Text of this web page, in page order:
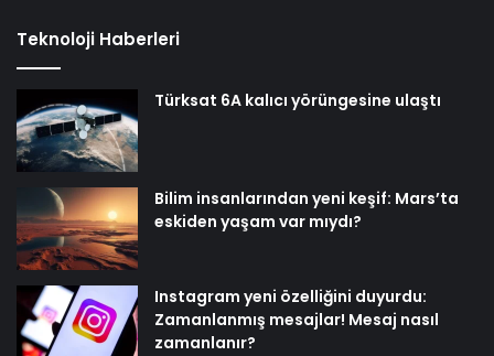
Teknoloji Haberleri
Türksat 6A kalıcı yörüngesine ulaştı
Bilim insanlarından yeni keşif: Mars’ta
eskiden yaşam var mıydı?
Instagram yeni özelliğini duyurdu:
Zamanlanmış mesajlar! Mesaj nasıl
zamanlanır?